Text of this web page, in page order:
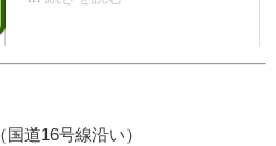
道16号線沿い）